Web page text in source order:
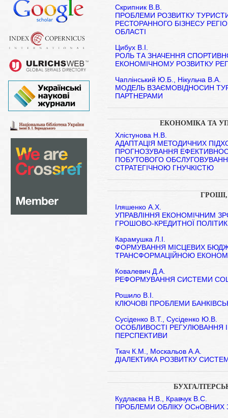
Скрипник В.В.
ПРОБЛЕМИ РОЗВИТКУ
РЕСТОРАННОГО БІЗНЕСУ
ОБЛАСТІ
Цибух В.І.
РОЛЬ ТА ЗНАЧЕННЯ
ЕКОНОМІЧНОМУ РОЗВИТКУ
Чаплінський Ю.Б., Нікульча В.А.
МОДЕЛЬ ВЗАЄМОВІДНОСИН
ПАРТНЕРАМИ
ЕКОНОМІКА ТА
Хлістунова Н.В.
АДАПТАЦІЯ МЕТОДИЧНИХ
ПРОГНОЗУВАННЯ
ПОБУТОВОГО
СТРАТЕГІЧНОЮ ГНУЧКІСТЮ
Іляшенко А.Х.
УПРАВЛІННЯ ЕКОНОМІЧНИМ
ГРОШОВО-КРЕДИТНОЇ
Карамушка Л.І.
ФОРМУВАННЯ МІСЦЕВИХ
ТРАНСФОРМАЦІЙНОЮ
Ковалевич Д.А.
РЕФОРМУВАННЯ СИСТЕМИ
Рошило В.І.
КЛЮЧОВІ ПРОБЛЕМИ
Сусіденко В.Т., Сусіденко Ю.В.
ОСОБЛИВОСТІ РЕГУЛЮВАННЯ
ПЕРСПЕКТИВИ
Ткач К.М., Москальов А.А.
ДІАЛЕКТИКА РОЗВИТКУ
Кудлаєва Н.В., Кравчук В.С.
ПРОБЛЕМИ ОБЛІКУ ОСнОВНИХ